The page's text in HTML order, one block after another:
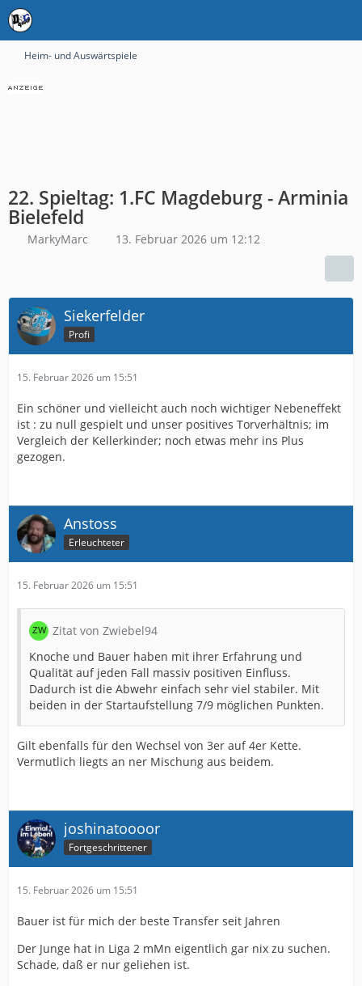
Heim- und Auswärtspiele
22. Spieltag: 1.FC Magdeburg - Arminia
Bielefeld
MarkyMarc 13. Februar 2026 um 12:12
Siekerfelder
Profi
15. Februar 2026 um 15:51
Ein schöner und vielleicht auch noch wichtiger Nebeneffekt
ist : zu null gespielt und unser positives Torverhältnis; im
Vergleich der Kellerkinder; noch etwas mehr ins Plus
gezogen.
Anstoss
Erleuchteter
15. Februar 2026 um 15:51
Zitat von Zwiebel94
Knoche und Bauer haben mit ihrer Erfahrung und
Qualität auf jeden Fall massiv positiven Einfluss.
Dadurch ist die Abwehr einfach sehr viel stabiler. Mit
beiden in der Startaufstellung 7/9 möglichen Punkten.
Gilt ebenfalls für den Wechsel von 3er auf 4er Kette.
Vermutlich liegts an ner Mischung aus beidem.
joshinatoooor
Fortgeschrittener
15. Februar 2026 um 15:51
Bauer ist für mich der beste Transfer seit Jahren
Der Junge hat in Liga 2 mMn eigentlich gar nix zu suchen.
Schade, daß er nur geliehen ist.